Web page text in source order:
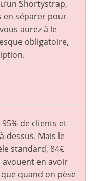
Shortystrap,
en séparer pour
aurez à le
obligatoire,
de clients et
dessus. Mais le
standard, 84€
en avoir
quand on pèse